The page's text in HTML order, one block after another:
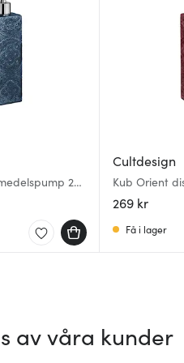
25
Cultdesign
Kub Orient
cm vinröd
269 kr
Få i lager
av våra kunder